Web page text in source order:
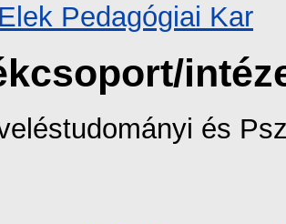
Pedagógiai Kar
és